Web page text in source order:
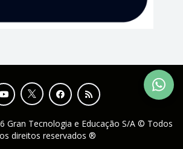
Gran Tecnologia e Educação S/A © Todos
os direitos reservados ®